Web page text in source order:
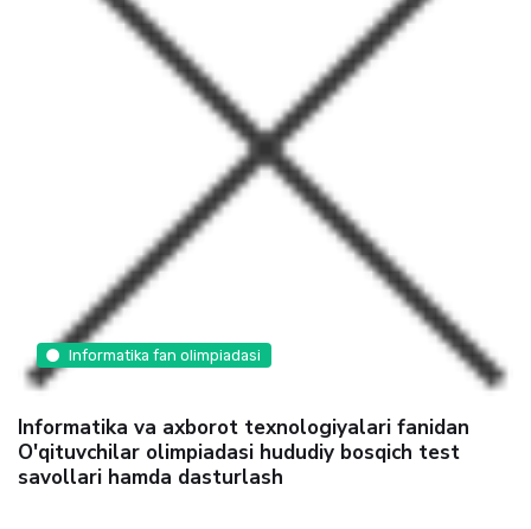
Informatika fan olimpiadasi
Informatika va axborot texnologiyalari fanidan
O'qituvchilar olimpiadasi hududiy bosqich test
savollari hamda dasturlash